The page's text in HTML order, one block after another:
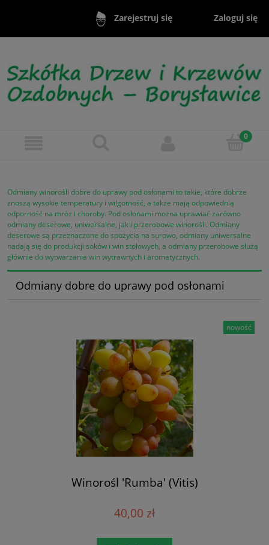
Zarejestruj się Zaloguj się
Odmiany winorośli dobre do uprawy pod osłonami to takie, które dobrze
znoszą wysokie temperatury i wilgotność, a także mają odpowiednią
odporność na mróz i choroby. Pod osłonami można uprawiać zarówno
odmiany deserowe, uniwersalne, jak i przerobowe winorośli. Odmiany
deserowe są przeznaczone do spożycia na surowo, odmiany uniwersalne
nadają się do produkcji soków i win stołowych, a odmiany przerobowe służą
głównie do wytwarzania win wytrawnych i aromatycznych.
Odmiany dobre do uprawy pod osłonami
Winorośl 'Rumba' (Vitis)
40,00 zł
nowość